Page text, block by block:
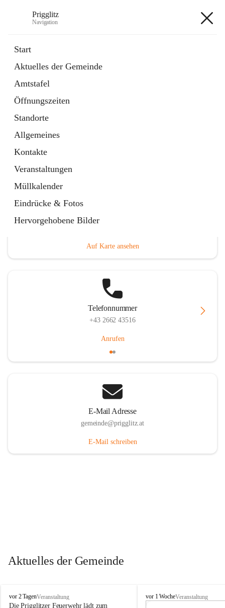
Prigglitz
Navigation
Start
Aktuelles der Gemeinde
Amtstafel
Öffnungszeiten
Standorte
Allgemeines
Kontakte
Veranstaltungen
Müllkalender
Eindrücke & Fotos
Hervorgehobene Bilder
Externe Webseite
in
Tab
Gemeindezeitung
Ordner
öffnet
in
neuem
Tab
Hauptadresse
Auf Karte ansehen
Telefonnummer
+43 2662 43516
Anrufen
E-Mail Adresse
gemeinde@prigglitz.at
E-Mail schreiben
Aktuelles der Gemeinde
P
r
vor 2 TagenVeranstaltung
Die Prigglitzer Feuerwehr lädt zum
P
vor 1 WocheVeranstaltung